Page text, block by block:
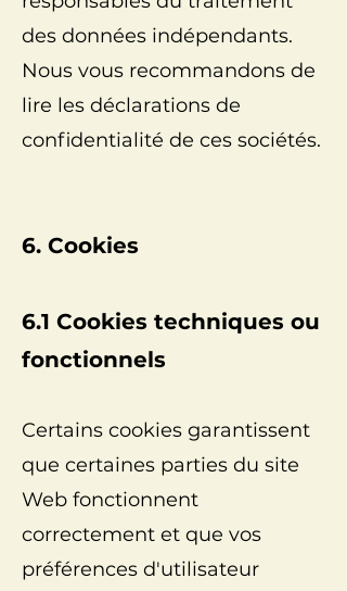
des données indépendants.
Nous vous recommandons de
lire les déclarations de
confidentialité de ces sociétés.
6. Cookies
6.1 Cookies techniques ou
fonctionnels
Certains cookies garantissent
que certaines parties du site
Web fonctionnent
correctement et que vos
préférences d'utilisateur